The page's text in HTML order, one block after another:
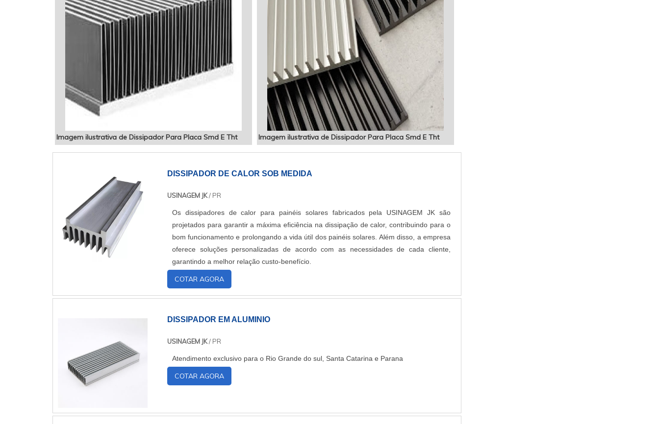
Imagem ilustrativa de Dissipador Para Placa Smd E Tht Imagem ilustrativa de Dissipador Para Placa Smd E Tht
DISSIPADOR DE CALOR SOB MEDIDA
USINAGEM JK/ PR
Os dissipadores de calor para painéis solares fabricados pela USINAGEM JK são
projetados para garantir a máxima eficiência na dissipação de calor, contribuindo para o
bom funcionamento e prolongando a vida útil dos painéis solares. Além disso, a empresa
oferece soluções personalizadas de acordo com as necessidades de cada cliente,
garantindo a melhor relação custo-benefício.
COTAR AGORA
DISSIPADOR EM ALUMINIO
USINAGEM JK/ PR
Atendimento exclusivo para o Rio Grande do sul, Santa Catarina e Parana
COTAR AGORA